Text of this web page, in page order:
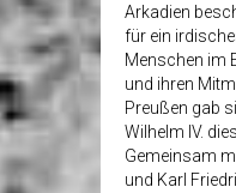
Arkadien
für ein
Menschen im
und ihren
Preußen gab
Wilhelm IV.
Gemeinsam
und Karl